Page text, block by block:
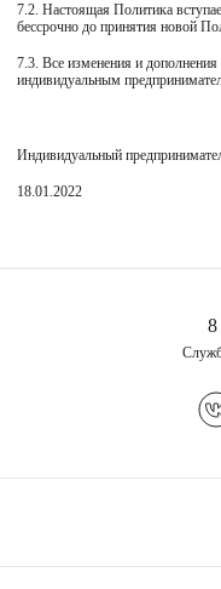
7.2. Настоящая Политика
бессрочно до принятия новой
7.3. Все изменения и
индивидуальным
Индивидуальный
18.01.2022
8